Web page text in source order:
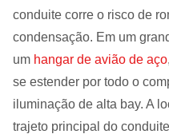
conduite corre o risco de
condensação. Em um
um hangar de avião de aço
se estender por todo o
iluminação de alta bay. A
trajeto principal do